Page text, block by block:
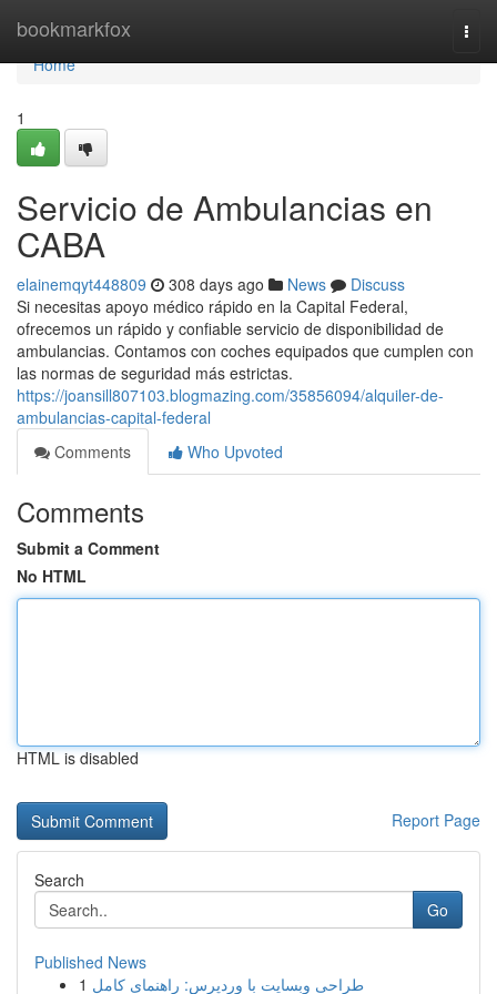
bookmarkfox
Home
Home
1
Servicio de Ambulancias en
CABA
elainemqyt448809 308 days ago News
Discuss
Si necesitas apoyo médico rápido en la Capital Federal,
ofrecemos un rápido y confiable servicio de disponibilidad de
ambulancias. Contamos con coches equipados que cumplen con
las normas de seguridad más estrictas.
https://joansill807103.blogmazing.com/35856094/alquiler-de-
ambulancias-capital-federal
Comments
Who Upvoted
Comments
Submit a Comment
No HTML
HTML is disabled
Report Page
Search
Go
Published News
1 طراحی وبسایت با وردپرس: راهنمای کامل